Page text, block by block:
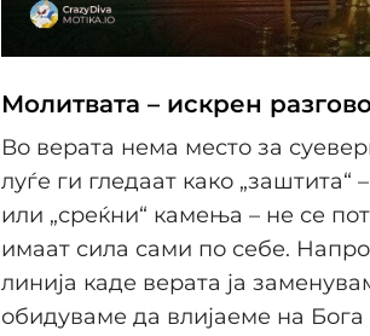
Молитвата – искрен
Во верата нема место за
луѓе ги гледаат како
или „среќни“ камења – не се
имаат сила сами по себе.
линија каде верата ја
обидуваме да влијаеме на Бога